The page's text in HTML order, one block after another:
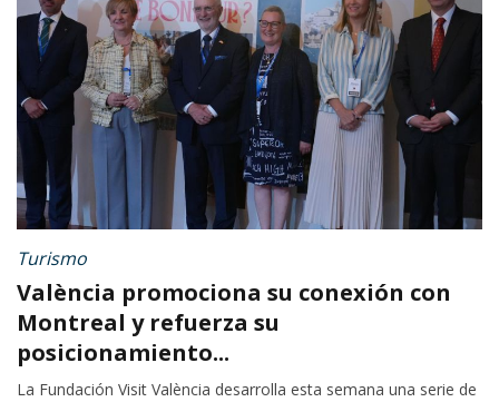
Turismo
València promociona su conexión con
Montreal y refuerza su
posicionamiento...
La Fundación Visit València desarrolla esta semana una serie de